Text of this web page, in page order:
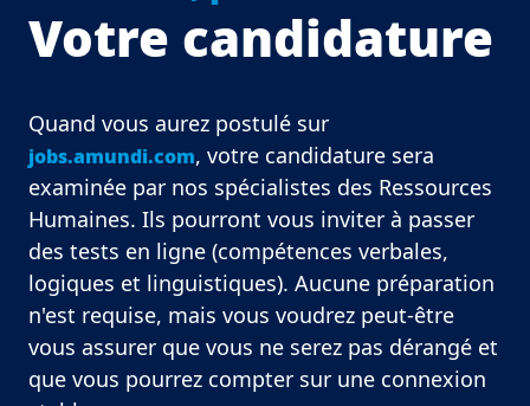
Votre candidature
Quand vous aurez postulé sur
jobs.amundi.com, votre candidature sera
examinée par nos spécialistes des Ressources
Humaines. Ils pourront vous inviter à passer
des tests en ligne (compétences verbales,
logiques et linguistiques). Aucune préparation
n'est requise, mais vous voudrez peut-être
vous assurer que vous ne serez pas dérangé et
que vous pourrez compter sur une connexion